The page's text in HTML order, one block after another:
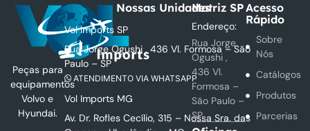
Peças para
equipamentos
Volvo e
Hyundai.
Nossas Unidades
Vol Imports SP
Rua Jorge Ogushi , 436 Vl. Formosa – São
Paulo – SP
ATENDIMENTO VIA WHATSAPP
Vol Imports MG
Av. Dr. Rofles Cecílio, 315 – Nossa Sra. das
Matriz SP
Endereço:
Rua Jorge
Ogushi ,
436 Vl.
Formosa –
São Paulo –
SP
Acesso
Rápido
Sobre
Nós
Catálogos
Produtos
Parcerias